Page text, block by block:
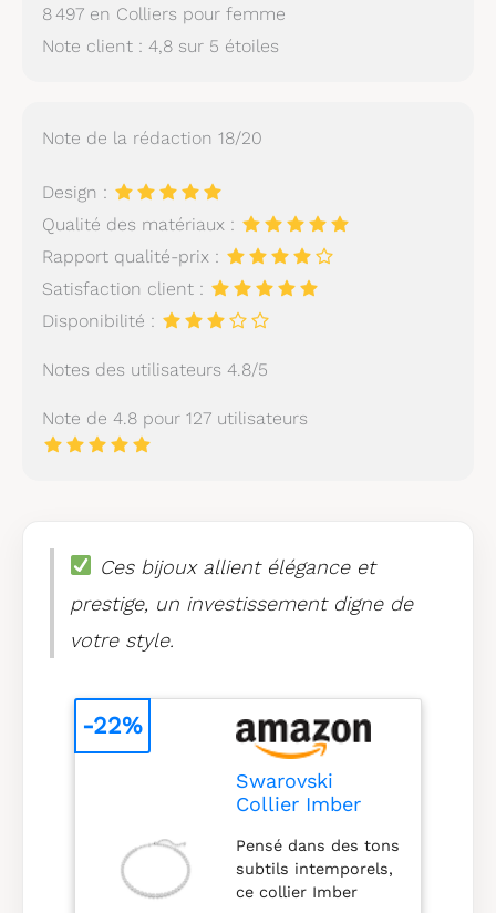
8 497 en Colliers pour femme
Note client : 4,8 sur 5 étoiles
Note de la rédaction 18/20
Design :
Qualité des matériaux :
Rapport qualité-prix :
Satisfaction client :
Disponibilité :
Notes des utilisateurs 4.8/5
Note de 4.8 pour 127 utilisateurs
Ces bijoux allient élégance et
prestige, un investissement digne de
votre style.
Swarovski
Collier Imber
ronde, Blanc,
Métal rhodié
Pensé dans des tons
subtils intemporels,
ce collier Imber
-22%